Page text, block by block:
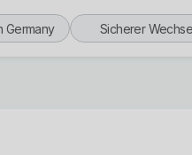
Germany Sicherer